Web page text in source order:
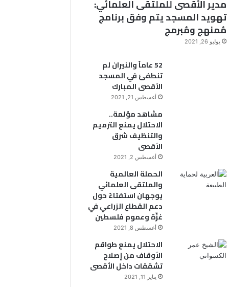
مدير الأقصى للملتقى العلمائي:
تهويد المسجد يتم وفق برنامج
مُمنهج ومُبرمج
يوليو 26, 2021
52 عاماً والنيران لم
تنطفئ في المسجد
الأقصى المبارك
أغسطس 21, 2021
مشاهد مؤلمة..
الاحتلال يمنع الترميم
والتنظيف شرق
الأقصى
أغسطس 2, 2021
الحملة العالمية
والملتقى العلمائي
يوجهان استفتاءً حول
دعم القطاع الزراعي في
غزّة وعموم فلسطين
أغسطس 8, 2021
الاحتلال يمنع طواقم
الأوقاف من إصلاح
تشققات داخل الأقصى
يناير 11, 2021